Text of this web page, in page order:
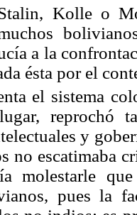
Kolle o
a la
ésta por el
el sistema
reprochó
y
no escatimaba
molestarle
pues la